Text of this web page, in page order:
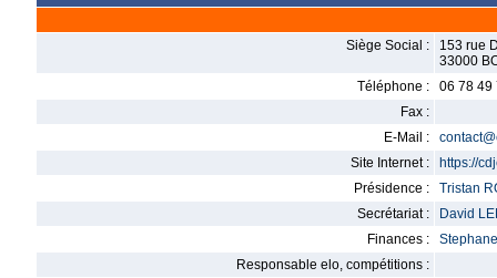
Siège Social :
153 rue
33000
Téléphone :
06 78 49
Fax :
E-Mail :
Site Internet :
https://
Présidence :
Tristan
Secrétariat :
David
Finances :
Responsable elo, compétitions :